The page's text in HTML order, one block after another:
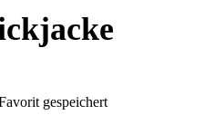
gespeichert